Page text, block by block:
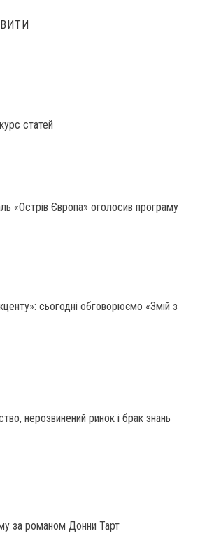
статей
«Острів Європа» оголосив програму
сьогодні обговорюємо «Змій з
нерозвинений ринок і брак знань
за романом Донни Тарт